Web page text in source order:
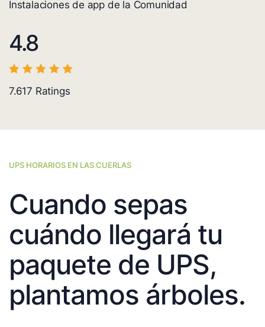
Instalaciones de app de la Comunidad
4.8
7.617 Ratings
UPS HORARIOS EN LAS CUERLAS
Cuando sepas
cuándo llegará tu
paquete de UPS,
plantamos árboles.